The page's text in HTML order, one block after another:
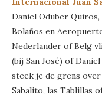
Daniel Oduber
Bolaños en
Nederlander of Belg
(bij San José) of
steek je de grens
Sabalito, las Tablillas